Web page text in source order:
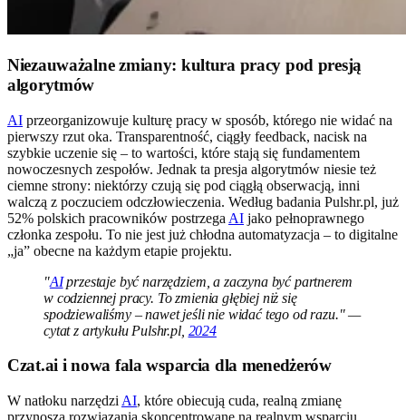
Niezauważalne zmiany: kultura pracy pod presją
algorytmów
AI przeorganizowuje kulturę pracy w sposób, którego nie widać na
pierwszy rzut oka. Transparentność, ciągły feedback, nacisk na
szybkie uczenie się – to wartości, które stają się fundamentem
nowoczesnych zespołów. Jednak ta presja algorytmów niesie też
ciemne strony: niektórzy czują się pod ciągłą obserwacją, inni
walczą z poczuciem odczłowieczenia. Według badania Pulshr.pl, już
52% polskich pracowników postrzega AI jako pełnoprawnego
członka zespołu. To nie jest już chłodna automatyzacja – to digitalne
„ja” obecne na każdym etapie projektu.
"AIprzestaje być narzędziem, a zaczyna być partnerem
w codziennej pracy. To zmienia głębiej niż się
spodziewaliśmy – nawet jeśli nie widać tego od razu." —
cytat z artykułu Pulshr.pl, 2024
Czat.ai i nowa fala wsparcia dla menedżerów
W natłoku narzędzi AI, które obiecują cuda, realną zmianę